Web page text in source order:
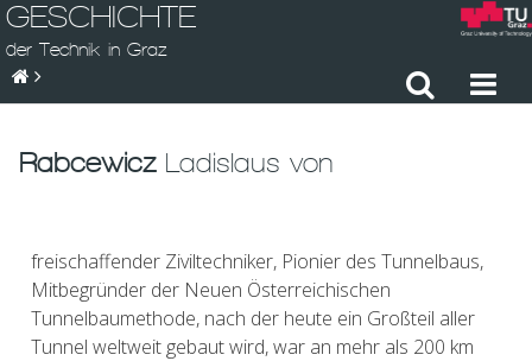
GESCHICHTE
der Technik in Graz
RabcewiczLadislaus von
freischaffender Ziviltechniker, Pionier des Tunnelbaus,
Mitbegründer der Neuen Österreichischen
Tunnelbaumethode, nach der heute ein Großteil aller
Tunnel weltweit gebaut wird, war an mehr als 200 km